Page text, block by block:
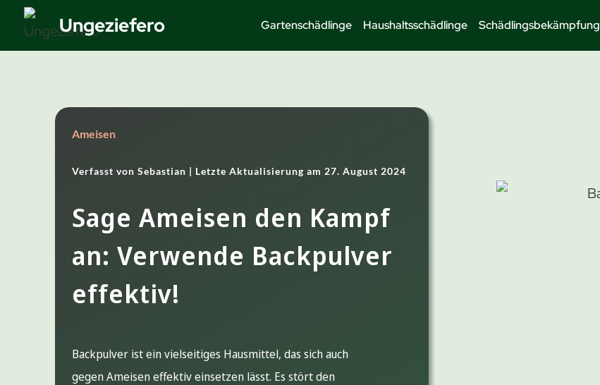
Zum
Inhalt
Ungeziefero Gartenschädlinge Haushaltsschädlinge Schädlingsbekämpfung
Ameisen
Verfasst vonSebastian | Letzte Aktualisierung am 27. August 2024
Sage Ameisen den Kampf
an: Verwende Backpulver
effektiv!
Backpulver ist ein vielseitiges Hausmittel, das sich auch
gegen Ameisen effektiv einsetzen lässt. Es stört den